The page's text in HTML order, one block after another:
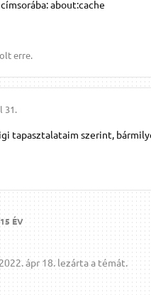
about:cache
erre.
31.
tapasztalataim szerint,
15 ÉV
2022. ápr 18. lezárta a témát.